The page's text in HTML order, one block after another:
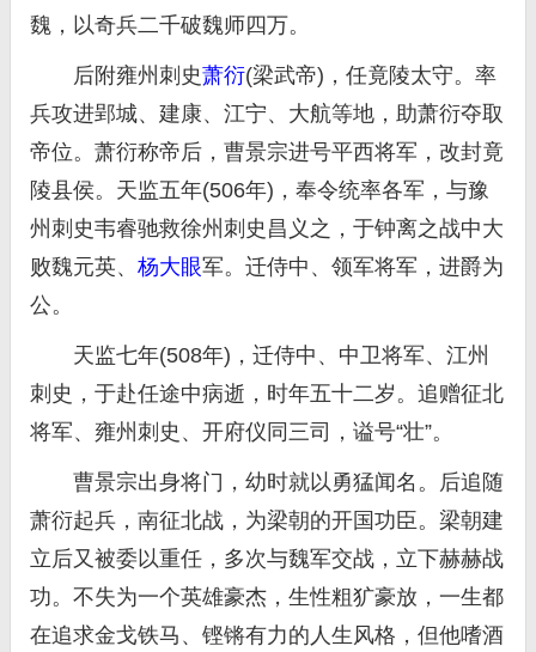
魏，以奇兵二千破魏师四万。
后附雍州刺史萧衍(梁武帝)，任竟陵太守。率
兵攻进郢城、建康、江宁、大航等地，助萧衍夺取
帝位。萧衍称帝后，曹景宗进号平西将军，改封竟
陵县侯。天监五年(506年)，奉令统率各军，与豫
州刺史韦睿驰救徐州刺史昌义之，于钟离之战中大
败魏元英、 杨大眼军。迁侍中、领军将军，进爵为
公。
天监七年(508年)，迁侍中、中卫将军、江州
刺史，于赴任途中病逝，时年五十二岁。追赠征北
将军、雍州刺史、开府仪同三司，谥号“壮”。
曹景宗出身将门，幼时就以勇猛闻名。后追随
萧衍起兵，南征北战，为梁朝的开国功臣。梁朝建
立后又被委以重任，多次与魏军交战，立下赫赫战
功。不失为一个英雄豪杰，生性粗犷豪放，一生都
在追求金戈铁马、铿锵有力的人生风格，但他嗜酒